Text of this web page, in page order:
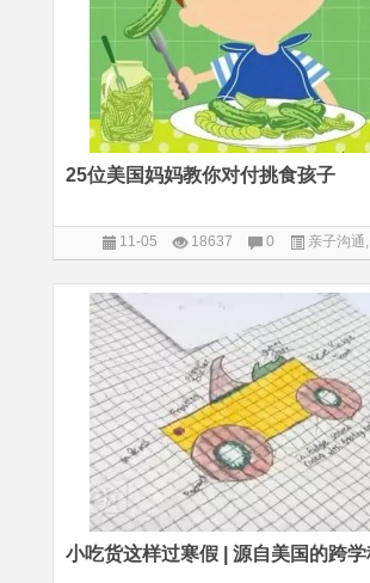
25位美国妈妈教你对付挑食孩子
11-05 18637 0 亲子沟通,